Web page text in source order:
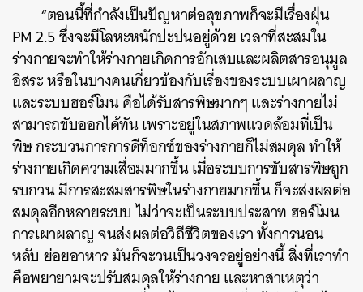
“ตอนนี้ที่กำลังเป็นปัญหาต่อสุขภาพก็จะมีเรื่องฝุ่น
PM 2.5 ซึ่งจะมีโลหะหนักปะปนอยู่ด้วย เวลาที่สะสมใน
ร่างกายจะทำให้ร่างกายเกิดการอักเสบและผลิตสารอนุมูล
อิสระ หรือในบางคนเกี่ยวข้องกับเรื่องของระบบเผาผลาญ
และระบบฮอร์โมน คือได้รับสารพิษมากๆ และร่างกายไม่
สามารถขับออกได้ทัน เพราะอยู่ในสภาพแวดล้อมที่เป็น
พิษ กระบวนการการดีท็อกซ์ของร่างกายก็ไม่สมดุล ทำให้
ร่างกายเกิดความเสื่อมมากขึ้น เมื่อระบบการขับสารพิษถูก
รบกวน มีการสะสมสารพิษในร่างกายมากขึ้น ก็จะส่งผลต่อ
สมดุลอีกหลายระบบ ไม่ว่าจะเป็นระบบประสาท ฮอร์โมน
การเผาผลาญ จนส่งผลต่อวิถีชีวิตของเรา ทั้งการนอน
หลับ ย่อยอาหาร มันก็จะวนเป็นวงจรอยู่อย่างนี้ สิ่งที่เราทำ
คือพยายามจะปรับสมดุลให้ร่างกาย และหาสาเหตุว่า